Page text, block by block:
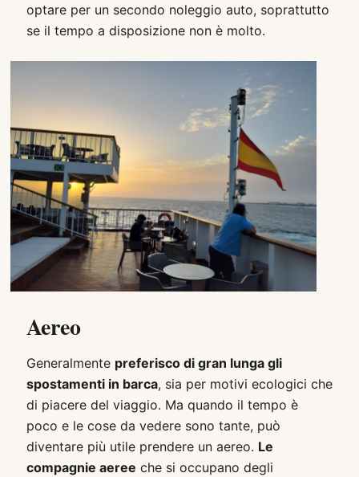
optare per un secondo noleggio auto, soprattutto
se il tempo a disposizione non è molto.
Aereo
Generalmente preferisco di gran lunga gli
spostamenti in barca, sia per motivi ecologici che
di piacere del viaggio. Ma quando il tempo è
poco e le cose da vedere sono tante, può
diventare più utile prendere un aereo. Le
compagnie aeree che si occupano degli